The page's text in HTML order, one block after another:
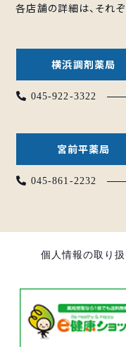
各店舗の詳細は、それ
横浜調剤薬局
045-922-3322
宮前平薬局
045-861-2232
個人情報の取り